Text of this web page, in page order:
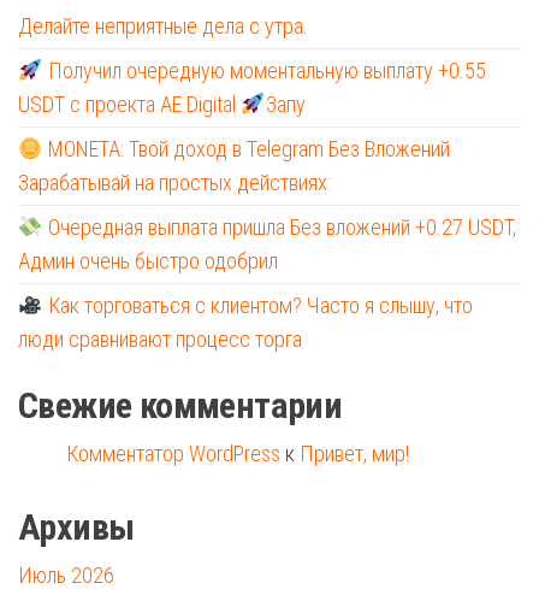
Делайте неприятные дела с утра.
Получил очередную моментальную выплату +0.55
USDT с проекта AE Digital
Запу
MONETA: Твой доход в Telegram Без Вложений
Зарабатывай на простых действиях:
Очередная выплата пришла Без вложений +0.27 USDT,
Админ очень быстро одобрил
Как торговаться с клиентом? Часто я слышу, что
люди сравнивают процесс торга
Свежие комментарии
Комментатор WordPress к Привет, мир!
Архивы
Июль 2026